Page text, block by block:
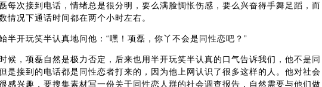
磊每次接到电话，情绪总是很分明，要么满脸惆怅伤感，要么兴奋得手舞足蹈，而
情况下通话时间都在两个小时左右。
半开玩笑半认真地问他：“嘿！项磊，你丫不会是同性恋吧？”
候，项磊自然是极力否定，后来也用半开玩笑半认真的口气告诉我们，他不是同
是接到的电话都是同性恋者打来的，因为他上网认识了很多这样的人。他对社会
感兴趣，要搜集素材写一份关于同性恋人群的社会调查报告，自然需要与他们做